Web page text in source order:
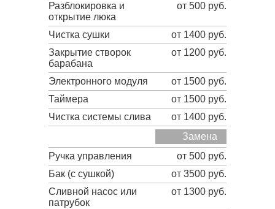
Разблокировка и
открытие люка
от 500 руб.
Чистка сушки
от 1400 руб.
Закрытие створок
барабана
от 1200 руб.
Электронного модуля
от 1500 руб.
Таймера
от 1500 руб.
Чистка системы слива
от 1400 руб.
Замена
Ручка управления
от 500 руб.
Бак (с сушкой)
от 3500 руб.
Сливной насос или
патрубок
от 1300 руб.